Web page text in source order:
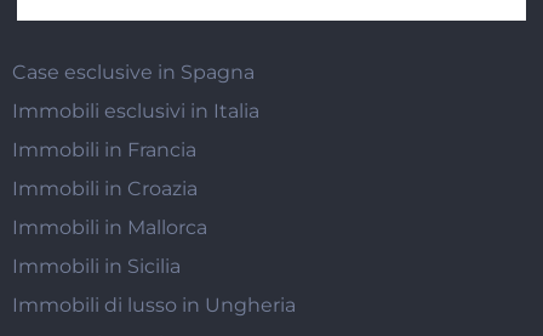
Case esclusive in Spagna
Immobili esclusivi in Italia
Immobili in Francia
Immobili in Croazia
Immobili in Mallorca
Immobili in Sicilia
Immobili di lusso in Ungheria